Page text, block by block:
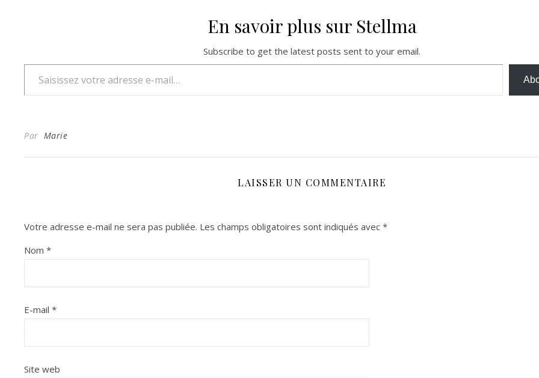
En savoir plus sur Stellma
Subscribe to get the latest posts sent to your email.
Saisissez votre adresse e-mail…
Par Marie
LAISSER UN COMMENTAIRE
Votre adresse e-mail ne sera pas publiée. Les champs obligatoires sont indiqués avec *
Nom *
E-mail *
Site web